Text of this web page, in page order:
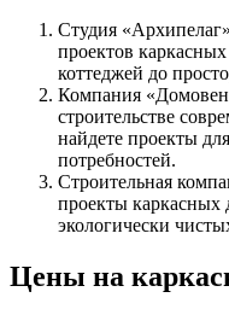
Студия
проектов
коттеджей до
Компания
строительстве
найдете проекты
потребностей.
Строительная
проекты каркасных
экологически
Цены на